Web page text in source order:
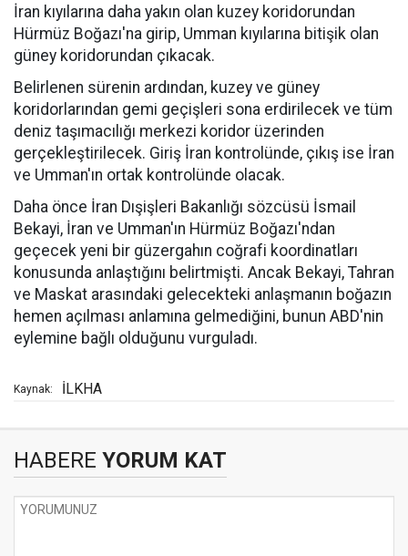
İran kıyılarına daha yakın olan kuzey koridorundan
Hürmüz Boğazı'na girip, Umman kıyılarına bitişik olan
güney koridorundan çıkacak.
Belirlenen sürenin ardından, kuzey ve güney
koridorlarından gemi geçişleri sona erdirilecek ve tüm
deniz taşımacılığı merkezi koridor üzerinden
gerçekleştirilecek. Giriş İran kontrolünde, çıkış ise İran
ve Umman'ın ortak kontrolünde olacak.
Daha önce İran Dışişleri Bakanlığı sözcüsü İsmail
Bekayi, İran ve Umman'ın Hürmüz Boğazı'ndan
geçecek yeni bir güzergahın coğrafi koordinatları
konusunda anlaştığını belirtmişti. Ancak Bekayi, Tahran
ve Maskat arasındaki gelecekteki anlaşmanın boğazın
hemen açılması anlamına gelmediğini, bunun ABD'nin
eylemine bağlı olduğunu vurguladı.
Kaynak: İLKHA
HABERE YORUM KAT